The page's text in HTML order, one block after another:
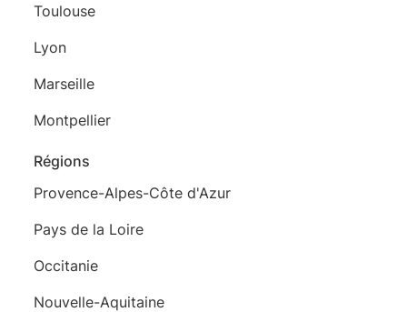
Toulouse
Lyon
Marseille
Montpellier
Régions
Provence-Alpes-Côte d'Azur
Pays de la Loire
Occitanie
Nouvelle-Aquitaine